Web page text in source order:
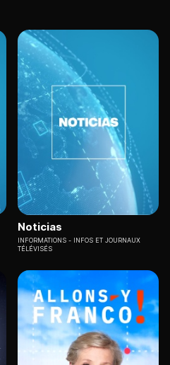
Noticias
INFORMATIONS
INFOS ET JOURNAUX
TÉLÉVISÉS